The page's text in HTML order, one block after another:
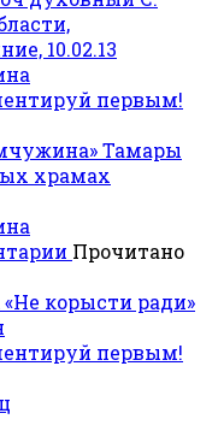
10.02.13
первым!
Тамары
храмах
Прочитано
корысти ради»
первым!